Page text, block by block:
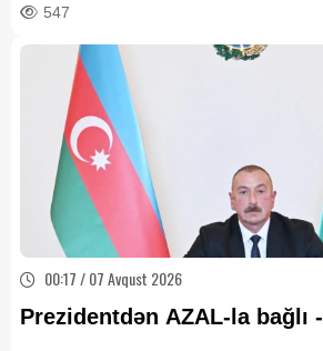
547
00:17 / 07 Avqust 2026
Prezidentdən AZAL-la bağlı -